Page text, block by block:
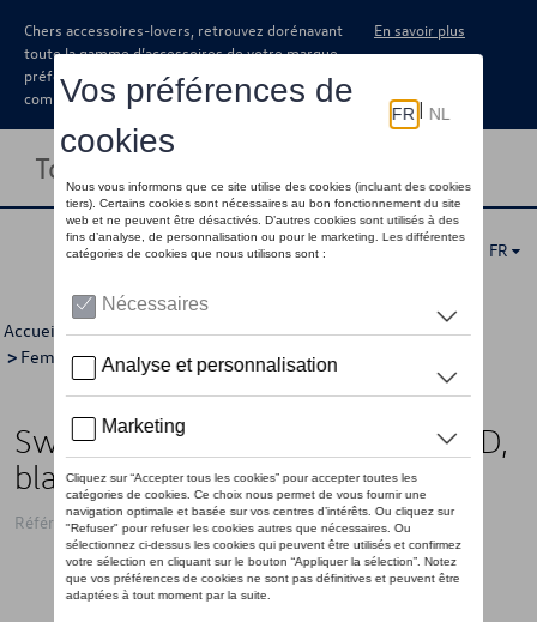
Chers accessoires-lovers, retrouvez dorénavant
toute la gamme d’accessoires de votre marque
préférée sous forme de catalogue à
commander auprès de votre concessionaire.
En savoir plus
Toggle navigation
FR
Accueil >Pour vous >ID Collection >Vêtements >Pulls
> Femmes > Détail
Sweat à capuche VW avec logo ID,
blanc - L
Référence: 11A084140C 084